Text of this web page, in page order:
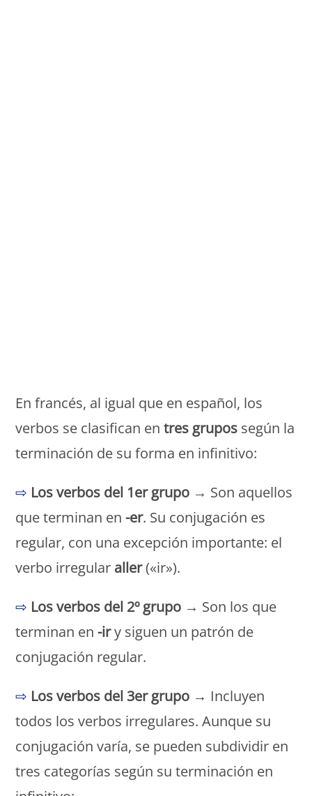
En francés, al igual que en español, los
verbos se clasifican entres grupos según la
terminación de su forma en infinitivo:
⇨ Los verbos del 1er grupo → Son aquellos
que terminan en-er. Su conjugación es
regular, con una excepción importante: el
verbo irregular aller(«ir»).
⇨ Los verbos del 2º grupo → Son los que
terminan en-iry siguen un patrón de
conjugación regular.
⇨ Los verbos del 3er grupo → Incluyen
todos los verbos irregulares. Aunque su
conjugación varía, se pueden subdividir en
tres categorías según su terminación en